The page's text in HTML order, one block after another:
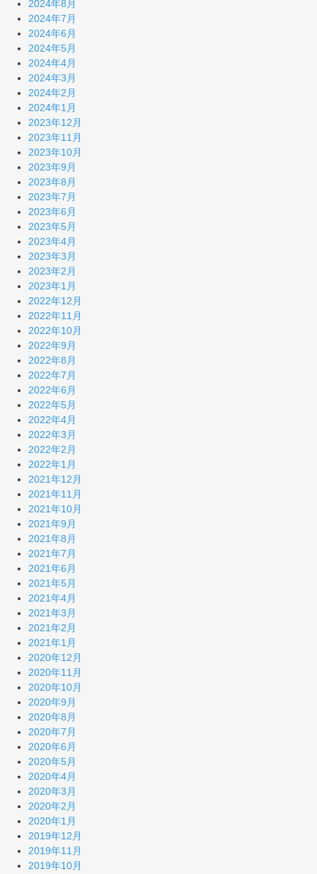
2024年8月
2024年7月
2024年6月
2024年5月
2024年4月
2024年3月
2024年2月
2024年1月
2023年12月
2023年11月
2023年10月
2023年9月
2023年8月
2023年7月
2023年6月
2023年5月
2023年4月
2023年3月
2023年2月
2023年1月
2022年12月
2022年11月
2022年10月
2022年9月
2022年8月
2022年7月
2022年6月
2022年5月
2022年4月
2022年3月
2022年2月
2022年1月
2021年12月
2021年11月
2021年10月
2021年9月
2021年8月
2021年7月
2021年6月
2021年5月
2021年4月
2021年3月
2021年2月
2021年1月
2020年12月
2020年11月
2020年10月
2020年9月
2020年8月
2020年7月
2020年6月
2020年5月
2020年4月
2020年3月
2020年2月
2020年1月
2019年12月
2019年11月
2019年10月